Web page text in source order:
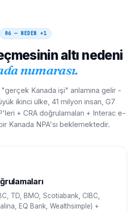
06 — NEDEN +1
altı nedeni
numarası.
"gerçek Kanada işi" anlamına gelir -
ikinci ülke, 41 milyon insan, G7
+ CRA doğrulamaları + Interac e-
Kanada NPA'sı beklemektedir.
TD, BMO, Scotiabank, CIBC,
EQ Bank, Wealthsimple) +